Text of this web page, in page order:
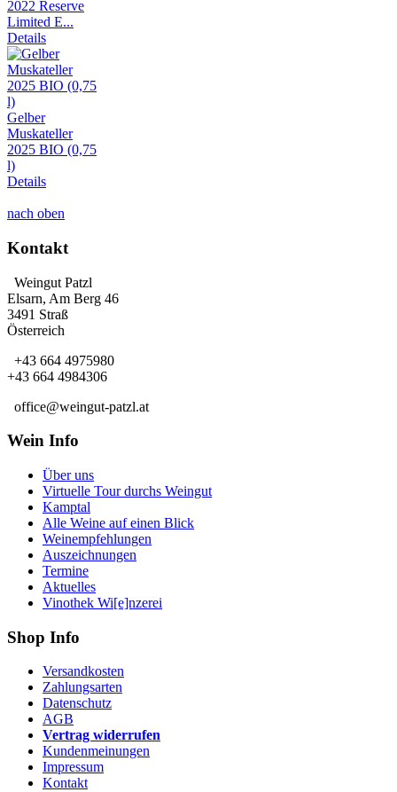
2022 Reserve
Limited E...
Details
Gelber
Muskateller
2025 BIO (0,75
l)
Details
nach oben
Kontakt
Weingut Patzl
Elsarn, Am Berg 46
3491 Straß
Österreich
+43 664 4975980
+43 664 4984306
office@weingut-patzl.at
Wein Info
Über uns
Virtuelle Tour durchs Weingut
Kamptal
Alle Weine auf einen Blick
Weinempfehlungen
Auszeichnungen
Termine
Aktuelles
Vinothek Wi[e]nzerei
Shop Info
Versandkosten
Zahlungsarten
Datenschutz
AGB
Vertrag widerrufen
Kundenmeinungen
Impressum
Kontakt